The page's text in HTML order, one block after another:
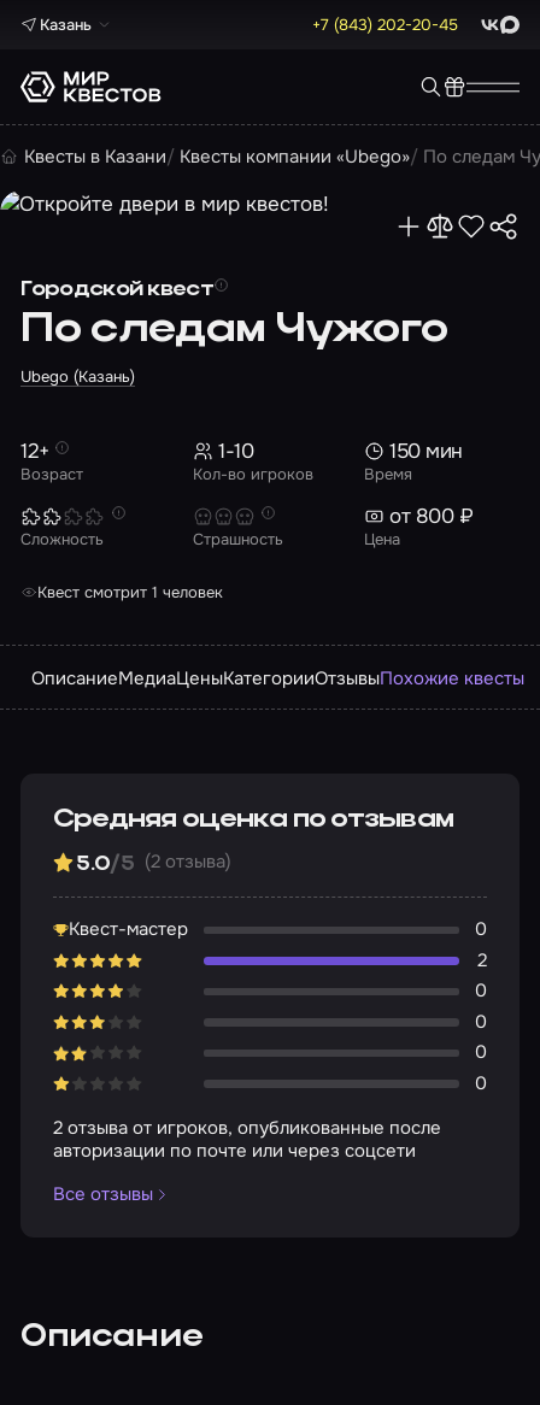
Казань +7 (843) 202-20-45 Max
Квесты в Казани Квесты компании «Ubego» По следам
Городской квест
По следам Чужого
Ubego (Казань)
Возраст
12+
Кол-во игроков
1-10
Время
150 мин
Сложность Страшность Цена
от 800 ₽
Квест смотрит 1 человек
ОписаниеМедиаЦеныКатегорииОтзывыПохожие квесты
Средняя оценка по отзывам
5.0/5 (2 отзыва)
Квест-мастер
0
2
0
0
0
0
2 отзыва от игроков, опубликованные после
авторизации по почте или через соцсети
Все отзывы
Описание